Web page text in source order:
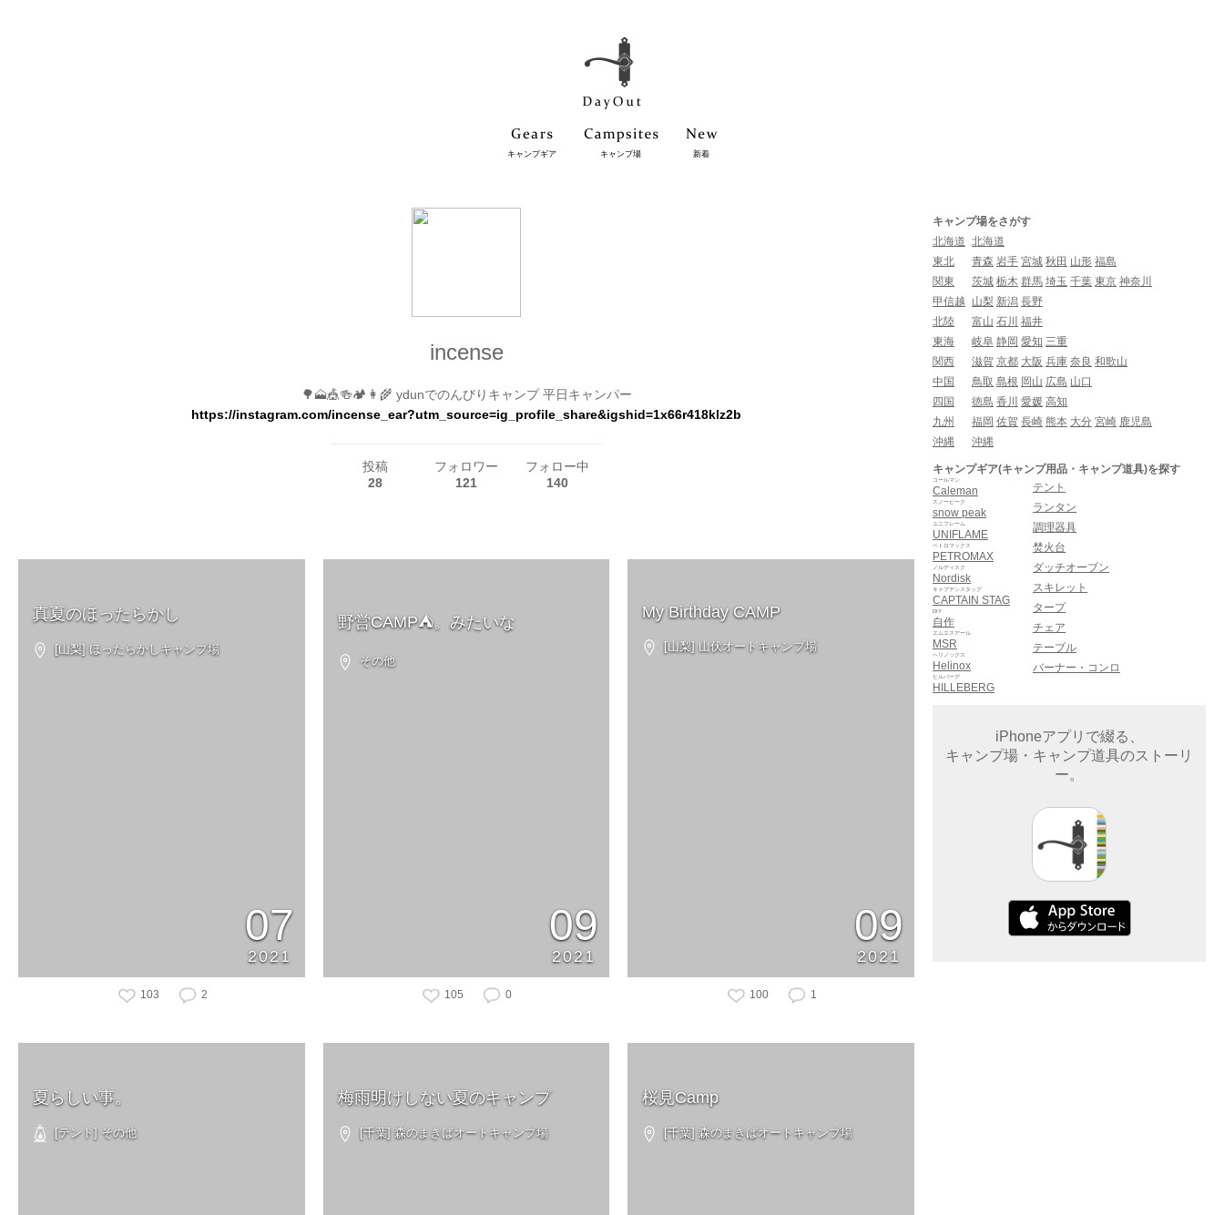
キャンプギア キャンプ場 新着
incense
🌳🗻🎪🍻🏕👩‍🌾 ydunでのんびりキャンプ 平日キャンパー
https://instagram.com/incense_ear?utm_source=ig_profile_share&igshid=1x66r418klz2b
投稿
28
フォロワー
121
フォロー中
140
真夏のほったらかし
[山梨] ほったらかしキャンプ場
07
2021
103 2
野営CAMP⛺️。みたいな
その他
09
2021
105 0
My Birthday CAMP
[山梨] 山伏オートキャンプ場
09
2021
100 1
夏らしい事。
[テント] その他
梅雨明けしない夏のキャンプ
[千葉] 森のまきばオートキャンプ場
桜見Camp
[千葉] 森のまきばオートキャンプ場
キャンプ場をさがす
北海道 北海道
東北
青森 岩手 宮城 秋田 山形 福島
関東
茨城 栃木 群馬 埼玉 千葉 東京 神奈川
甲信越
山梨 新潟 長野
北陸
富山 石川 福井
東海
岐阜 静岡 愛知 三重
関西
滋賀 京都 大阪 兵庫 奈良 和歌山
中国
鳥取 島根 岡山 広島 山口
四国
徳島 香川 愛媛 高知
九州
福岡 佐賀 長崎 熊本 大分 宮崎 鹿児島
沖縄
沖縄
キャンプギア(キャンプ用品・キャンプ道具)を探す
Caleman
コールマン
snow peak
スノーピーク
UNIFLAME
ユニフレーム
PETROMAX
ペトロマックス
Nordisk
ノルディスク
CAPTAIN STAG
キャプテンスタッグ
自作
DIY
MSR
エムエスアール
Helinox
ヘリノックス
HILLEBERG
ヒルバーグ
テント
ランタン
調理器具
焚火台
ダッチオーブン
スキレット
タープ
チェア
テーブル
バーナー・コンロ
iPhoneアプリで綴る、
キャンプ場・キャンプ道具のストーリ
ー。